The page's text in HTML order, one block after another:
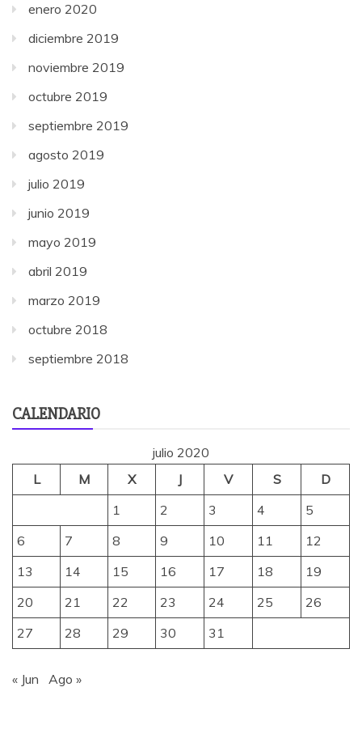
enero 2020
diciembre 2019
noviembre 2019
octubre 2019
septiembre 2019
agosto 2019
julio 2019
junio 2019
mayo 2019
abril 2019
marzo 2019
octubre 2018
septiembre 2018
CALENDARIO
julio 2020
L
M X J V S
D
1
2 3 4
5
6
7 8 9 10 11
12
13
14 15 16 17 18
19
20
21 22 23 24 25
26
27
28 29 30 31
« Jun Ago »